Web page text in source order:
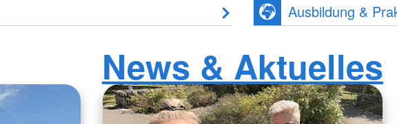
Ausbildung &
News & Aktuelles